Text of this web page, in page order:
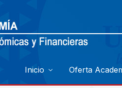
Inicio Oferta